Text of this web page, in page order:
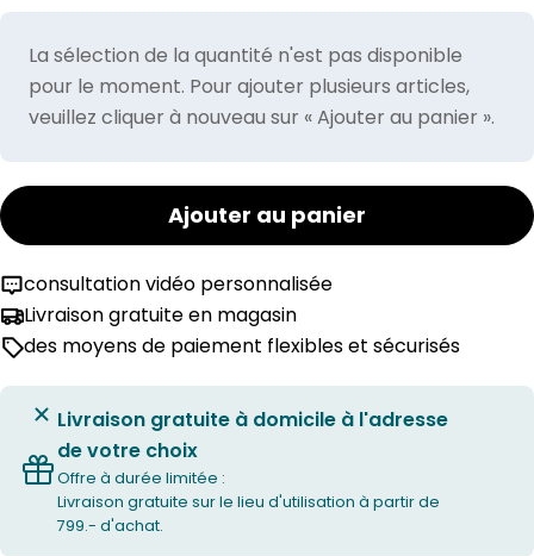
La sélection de la quantité n'est pas disponible
pour le moment. Pour ajouter plusieurs articles,
veuillez cliquer à nouveau sur « Ajouter au panier ».
Ajouter au panier
consultation vidéo personnalisée
Livraison gratuite en magasin
des moyens de paiement flexibles et sécurisés
Livraison gratuite à domicile à l'adresse
de votre choix
Offre à durée limitée :
Livraison gratuite sur le lieu d'utilisation à partir de
799.- d'achat.